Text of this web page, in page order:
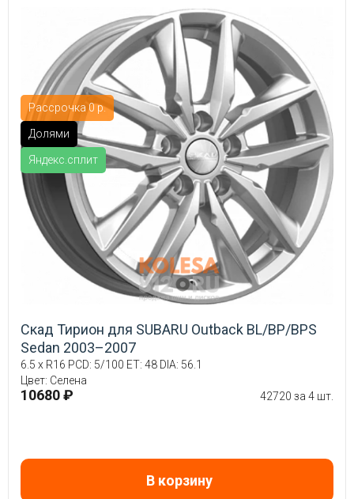
Рассрочка 0 р.
Долями
Яндекс.сплит
Скад Тирион для SUBARU Outback BL/BP/BPS
Sedan 2003–2007
6.5 x R16 PCD: 5/100 ET: 48 DIA: 56.1
Цвет: Селена
10680 ₽ 42720 за 4 шт.
В корзину